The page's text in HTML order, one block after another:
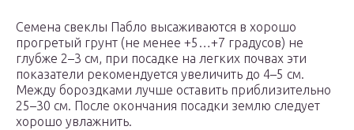
Семена свеклы Пабло высаживаются в хорошо
прогретый грунт (не менее +5…+7 градусов) не
глубже 2–3 см, при посадке на легких почвах эти
показатели рекомендуется увеличить до 4–5 см.
Между бороздками лучше оставить приблизительно
25–30 см. После окончания посадки землю следует
хорошо увлажнить.